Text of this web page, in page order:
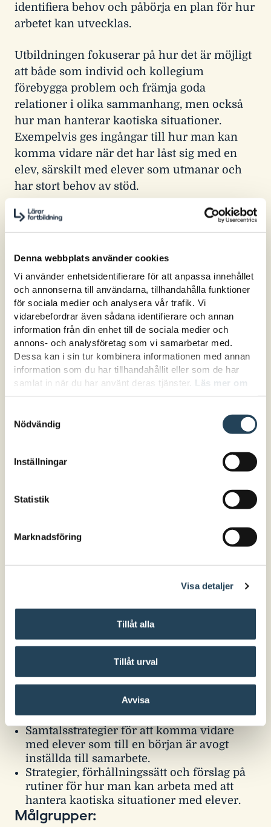
Denna webbplats använder cookies
Vi använder enhetsidentifierare för att anpassa innehållet
och annonserna till användarna, tillhandahålla funktioner
för sociala medier och analysera vår trafik. Vi
vidarebefordrar även sådana identifierare och annan
information från din enhet till de sociala medier och
annons- och analysföretag som vi samarbetar med.
Dessa kan i sin tur kombinera informationen med annan
information som du har tillhandahållit eller som de har
samlat in när du har använt deras tjänster. Läs mer om
hur vi hanterar cookies här.
Nödvändig
Inställningar
Statistik
Marknadsföring
Visa detaljer
Tillåt alla
Tillåt urval
Avvisa
identifiera behov och påbörja en plan för hur
arbetet kan utvecklas.
Utbildningen fokuserar på hur det är möjligt
att både som individ och kollegium
förebygga problem och främja goda
relationer i olika sammanhang, men också
hur man hanterar kaotiska situationer.
Exempelvis ges ingångar till hur man kan
komma vidare när det har låst sig med en
elev, särskilt med elever som utmanar och
har stort behov av stöd.
Nå elever som utmanar - steg för
steg
Det är vanligt att relationsarbetet spretar på
många skolor. En del pedagoger arbetar
självständigt medan andra behöver stöd för
att komma vidare. Utbildningen ger
personalgrupper ett gemensamt
förhållningssätt, verktyg och språk för att
stärka och kvalitetssäkra samarbete i
relationsarbetet. En vanlig utmaning är att
involvera elever i relationsarbetet, särskilt de
den enskilde pedagogen stöd i hur man kan
tillsammans med kollegor och med eleven,
samt hur man kan problemlösa när man kört
Vill få stöd för att tillsammans med
systematisera relationsarbetet.
Fortbildningen är för pedagoger som vill bli
som är beredd att reflektera kring sin egen
Det här får du med dig:
Relationstriangeln – en strukturerad
modell för att synliggöra era resurser och
behov vad gäller relationer.
Samtalsstrategier för att komma vidare
med elever som till en början är avogt
inställda till samarbete.
Strategier, förhållningssätt och förslag på
rutiner för hur man kan arbeta med att
hantera kaotiska situationer med elever.
Målgrupper: